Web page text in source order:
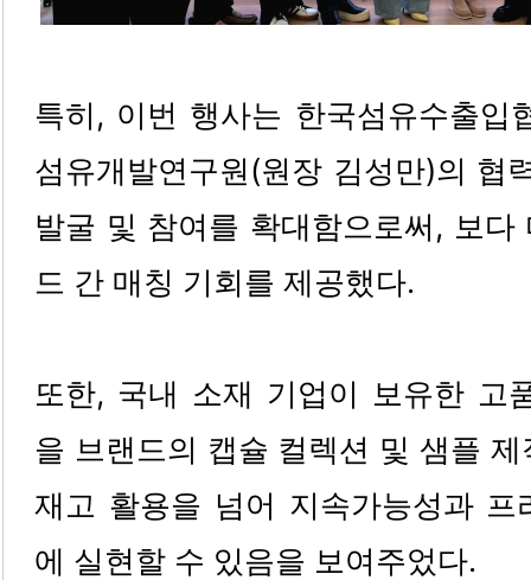
특히, 이번 행사는 한국섬유수출입
섬유개발연구원(원장 김성만)의 협
발굴 및 참여를 확대함으로써, 보
드 간 매칭 기회를 제공했다.
또한, 국내 소재 기업이 보유한 고
을 브랜드의 캡슐 컬렉션 및 샘플
재고 활용을 넘어 지속가능성과
에 실현할 수 있음을 보여주었다.